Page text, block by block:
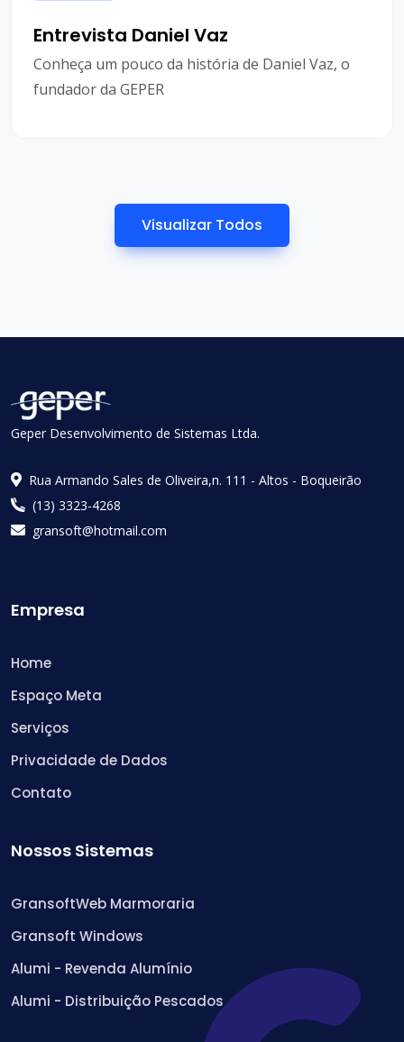
Entrevista Daniel Vaz
Conheça um pouco da história de Daniel Vaz, o
fundador da GEPER
Visualizar Todos
Geper Desenvolvimento de Sistemas Ltda.
Rua Armando Sales de Oliveira,n. 111 - Altos - Boqueirão
(13) 3323-4268
gransoft@hotmail.com
Empresa
Home
Espaço Meta
Serviços
Privacidade de Dados
Contato
Nossos Sistemas
GransoftWeb Marmoraria
Gransoft Windows
Alumi - Revenda Alumínio
Alumi - Distribuição Pescados